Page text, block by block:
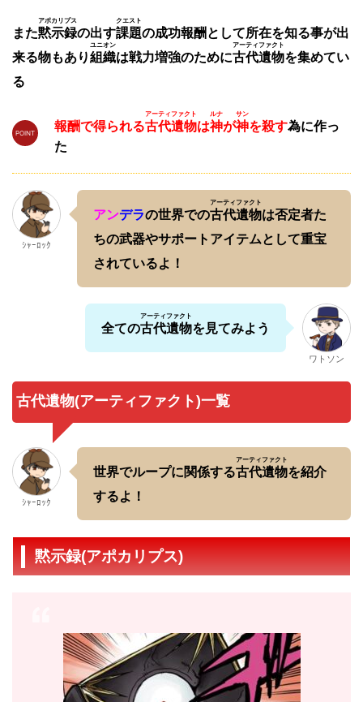
また黙示録
アポカリプス
の出す課題
クエスト
の成功報酬として所在を知る事が出
来る物もあり組織
ユニオン
は戦力増強のために古代遺物
アーティファクト
を集めてい
る
報酬で得られる古代遺物
アーティファクト
は神
ルナ
が神
サン
を殺す為に作っ
た
ｼｬｰﾛｯｸ
アンデラの世界での古代遺物
アーティファクト
は否定者た
ちの武器やサポートアイテムとして重宝
されているよ！
全ての古代遺物
アーティファクト
を見てみよう
ワトソン
古代遺物(アーティファクト)一覧
ｼｬｰﾛｯｸ
世界でループに関係する古代遺物
アーティファクト
を紹介
するよ！
黙示録(アポカリプス)